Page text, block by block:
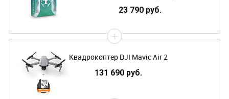
23 790 руб.
+
Квадрокоптер DJI Mavic Air 2
131 690 руб.